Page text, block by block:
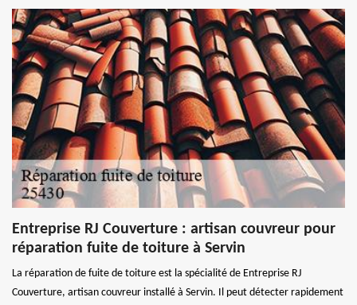
Entreprise RJ Couverture : artisan couvreur pour
réparation fuite de toiture à Servin
La réparation de fuite de toiture est la spécialité de Entreprise RJ
Couverture, artisan couvreur installé à Servin. Il peut détecter rapidement